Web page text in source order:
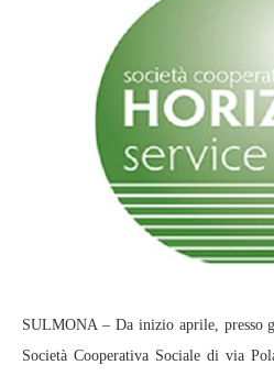
SULMONA – Da inizio aprile,
Società Cooperativa Sociale di via